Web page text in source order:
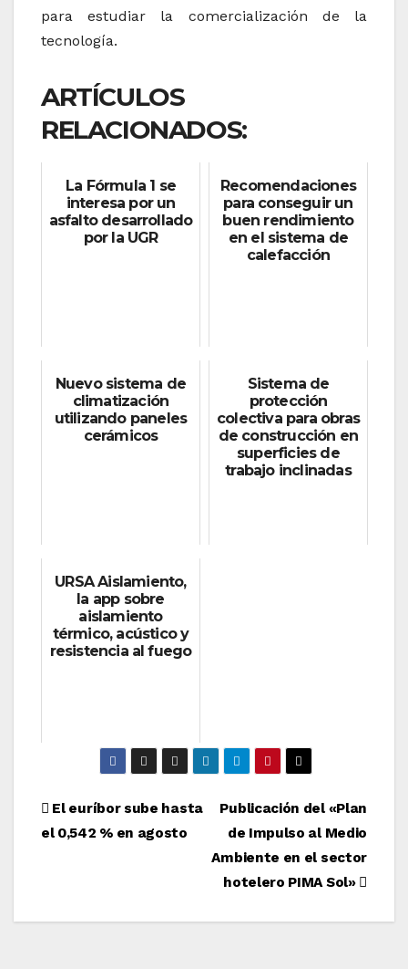
para estudiar la comercialización de la
tecnología.
ARTÍCULOS
RELACIONADOS:
La Fórmula 1 se
interesa por un
asfalto desarrollado
por la UGR
Recomendaciones
para conseguir un
buen rendimiento
en el sistema de
calefacción
Nuevo sistema de
climatización
utilizando paneles
cerámicos
Sistema de
protección
colectiva para obras
de construcción en
superficies de
trabajo inclinadas
URSA Aislamiento,
la app sobre
aislamiento
térmico, acústico y
resistencia al fuego
Navegación
de
Publicación del «Plan
de Impulso al Medio
Ambiente en el sector
hotelero PIMA Sol»
El euríbor sube hasta
el 0,542 % en agosto